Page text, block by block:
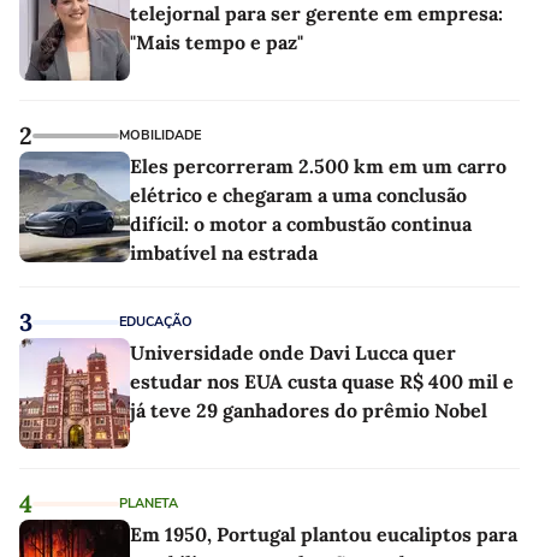
telejornal para ser gerente em empresa:
"Mais tempo e paz"
2 MOBILIDADE
Eles percorreram 2.500 km em um carro
elétrico e chegaram a uma conclusão
difícil: o motor a combustão continua
imbatível na estrada
3 EDUCAÇÃO
Universidade onde Davi Lucca quer
estudar nos EUA custa quase R$ 400 mil e
já teve 29 ganhadores do prêmio Nobel
4 PLANETA
Em 1950, Portugal plantou eucaliptos para